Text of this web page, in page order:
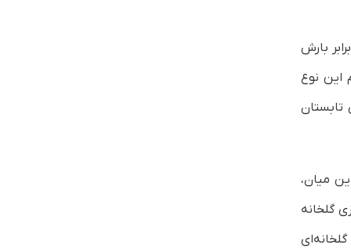
برابر بارش
این نوع
تابستان
میان،
گلخانه